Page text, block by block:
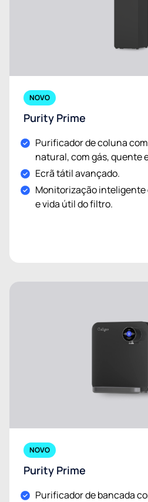
NOVO
Purity Prime
Purificador de coluna
natural, com gás, quente
Ecrã tátil avançado.
Monitorização inteligente
e vida útil do filtro.
NOVO
Purity Prime
Purificador de bancada